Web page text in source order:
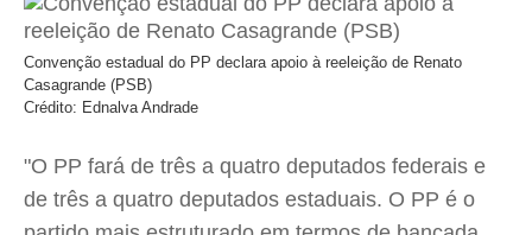
Convenção estadual do PP declara apoio à reeleição de Renato
Casagrande (PSB)
Crédito: Ednalva Andrade
"O PP fará de três a quatro deputados federais e
de três a quatro deputados estaduais. O PP é o